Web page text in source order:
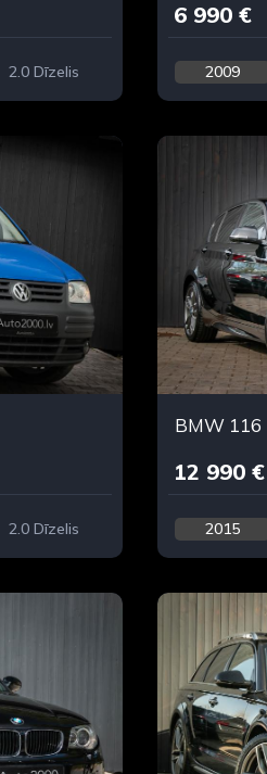
2.0 Dīzelis
6 990 €
2009
2.0 Dīzelis
BMW 116
12 990 €
2015